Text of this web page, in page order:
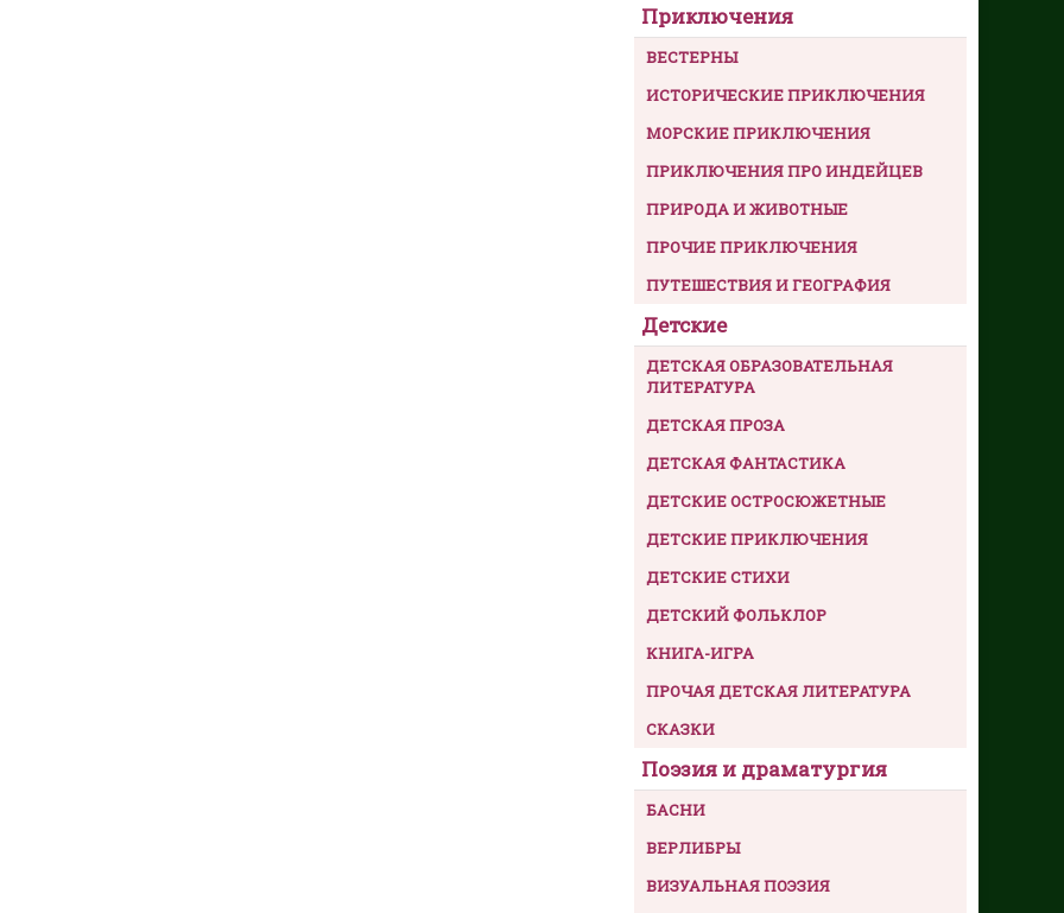
Приключения
ВЕСТЕРНЫ
ИСТОРИЧЕСКИЕ ПРИКЛЮЧЕНИЯ
МОРСКИЕ ПРИКЛЮЧЕНИЯ
ПРИКЛЮЧЕНИЯ ПРО ИНДЕЙЦЕВ
ПРИРОДА И ЖИВОТНЫЕ
ПРОЧИЕ ПРИКЛЮЧЕНИЯ
ПУТЕШЕСТВИЯ И ГЕОГРАФИЯ
Детские
ДЕТСКАЯ ОБРАЗОВАТЕЛЬНАЯ
ЛИТЕРАТУРА
ДЕТСКАЯ ПРОЗА
ДЕТСКАЯ ФАНТАСТИКА
ДЕТСКИЕ ОСТРОСЮЖЕТНЫЕ
ДЕТСКИЕ ПРИКЛЮЧЕНИЯ
ДЕТСКИЕ СТИХИ
ДЕТСКИЙ ФОЛЬКЛОР
КНИГА-ИГРА
ПРОЧАЯ ДЕТСКАЯ ЛИТЕРАТУРА
СКАЗКИ
Поэзия и драматургия
БАСНИ
ВЕРЛИБРЫ
ВИЗУАЛЬНАЯ ПОЭЗИЯ